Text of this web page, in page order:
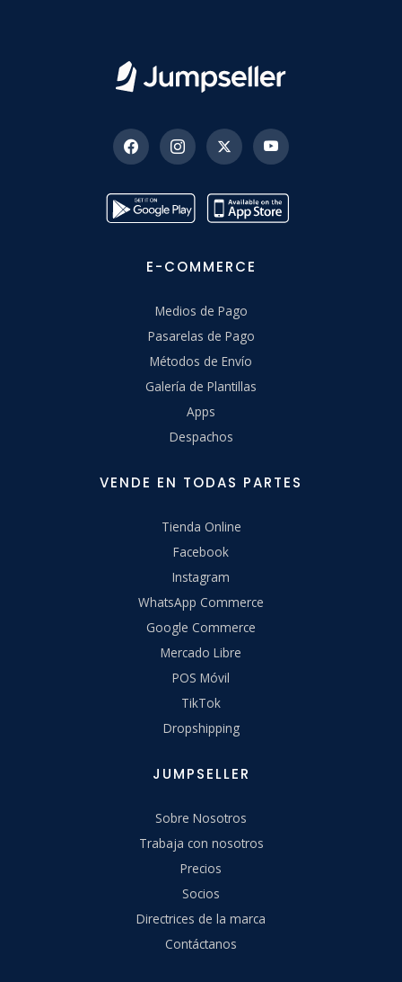
E-COMMERCE
Medios de Pago
Pasarelas de Pago
Métodos de Envío
Galería de Plantillas
Apps
Despachos
VENDE EN TODAS PARTES
Tienda Online
Facebook
Instagram
WhatsApp Commerce
Google Commerce
Mercado Libre
POS Móvil
TikTok
Dropshipping
JUMPSELLER
Sobre Nosotros
Trabaja con nosotros
Precios
Socios
Directrices de la marca
Contáctanos